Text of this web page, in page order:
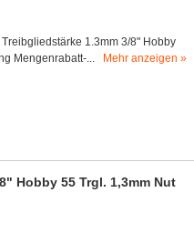
1.3mm 3/8" Hobby
Mengenrabatt-...
Mehr anzeigen »
Hobby 55 Trgl. 1,3mm Nut